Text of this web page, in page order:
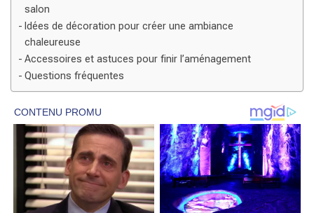
salon
Idées de décoration pour créer une ambiance
chaleureuse
Accessoires et astuces pour finir l’aménagement
Questions fréquentes